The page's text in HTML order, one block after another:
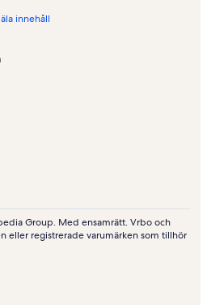
innehåll
Group. Med ensamrätt. Vrbo och
eller registrerade varumärken som tillhör